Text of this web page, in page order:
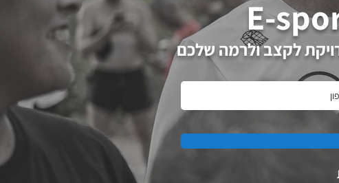
לקצב ולרמה שלכם